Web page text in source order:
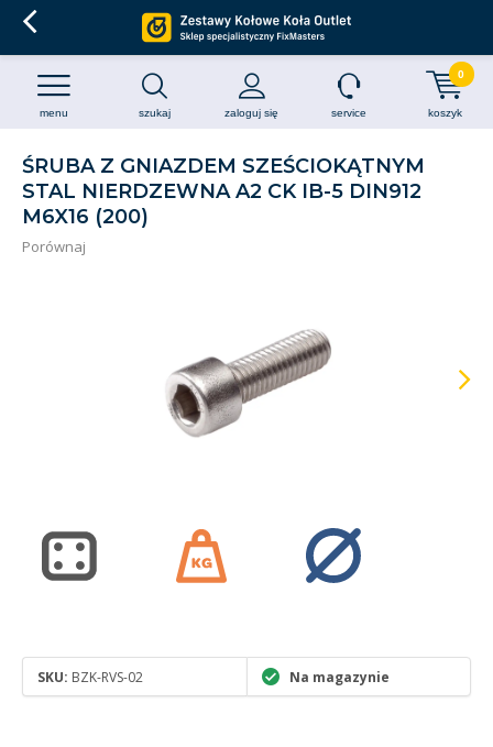
szukaj zaloguj się
menu service koszyk
0
ŚRUBA Z GNIAZDEM SZEŚCIOKĄTNYM
STAL NIERDZEWNA A2 CK IB-5 DIN912
M6X16 (200)
Porównaj
SKU: BZK-RVS-02 Na magazynie